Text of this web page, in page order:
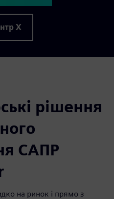
X
рішення
САПР
на ринок і прямо з